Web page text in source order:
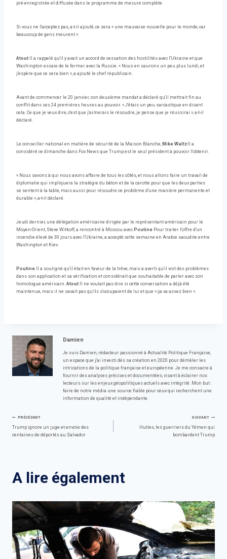
pré-enregistrée et diffusée dans le programme de mesure complète.
Si vous ne l'acceptez pas, a-t-il ajouté, ce sera « une mauvaise nouvelle pour le monde, car
beaucoup de gens meurent ».
Atout Il a rappelé qu'il y avait un accord de cessation des hostilités avec l'Ukraine et que
Washington essaie de le fermer avec la Russie. « Nous en saurons un peu plus lundi, et
j'espère que ce sera bien », a ajouté le chef républicain.
Avant de commencer le 20 janvier, son deuxième mandat a déclaré qu'il mettrait fin au
conflit dans ses 24 premières heures au pouvoir. « J'étais un peu sarcastique en disant
cela. Ce que je veux dire, c'est que j'aimerais le résoudre, je pense que je réussirai », a-t-il
déclaré.
Le conseiller national en matière de sécurité de la Maison Blanche, Mike Waltz Il a
considéré ce dimanche dans Fox News que Trump est le seul président à pouvoir l'obtenir.
« Nous savons à qui nous avons affaire de tous les côtés, et nous allons faire un travail de
diplomatie qui impliquera la stratégie du bâton et de la carotte pour que les deux parties
se sentent à la table, mais aussi pour résoudre ce problème d'une manière permanente et
durable », a-t-il déclaré.
Jeudi dernier, une délégation américaine dirigée par le représentant américain pour le
Moyen-Orient, Steve Witkoff, a rencontré à Moscou avec Poutine Pour traiter l'offre d'un
incendie élevé de 30 jours avec l'Ukraine, a accepté cette semaine en Arabie saoudite entre
Washington et Kiev.
Poutine Il a souligné qu'il était en faveur de la trêve, mais a averti qu'il voit des problèmes
dans son application et sa vérification et considérait que souhaitable de parler avec son
homologue américain. Atout Il ne voulait pas dire si cette conversation a déjà été
maintenue, mais il ne savait pas qu'ils s'occupaient de lui et que « ça va assez bien ».
Damien
Je suis Damien, rédacteur passionné à Actualité Politique Française,
un espace que j'ai investi dès sa création en 2020 pour démêler les
intrications de la politique française et européenne. Je me consacre à
fournir des analyses précises et documentées, visant à éclairer nos
lecteurs sur les enjeux géopolitiques actuels avec intégrité. Mon but :
faire de notre média une source fiable pour ceux qui recherchent une
information de qualité et indépendante.
Navigation
PRÉCÉDENT
Trump ignore un juge et envoie des
centaines de déportés au Salvador
SUIVANT
Hutíes, les guerriers du Yémen qui
bombardent Trump
A lire également